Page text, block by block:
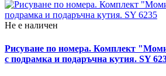
Не е наличен
Рисуване по номера. Комплект
с подрамка и подаръчна кутия. SY